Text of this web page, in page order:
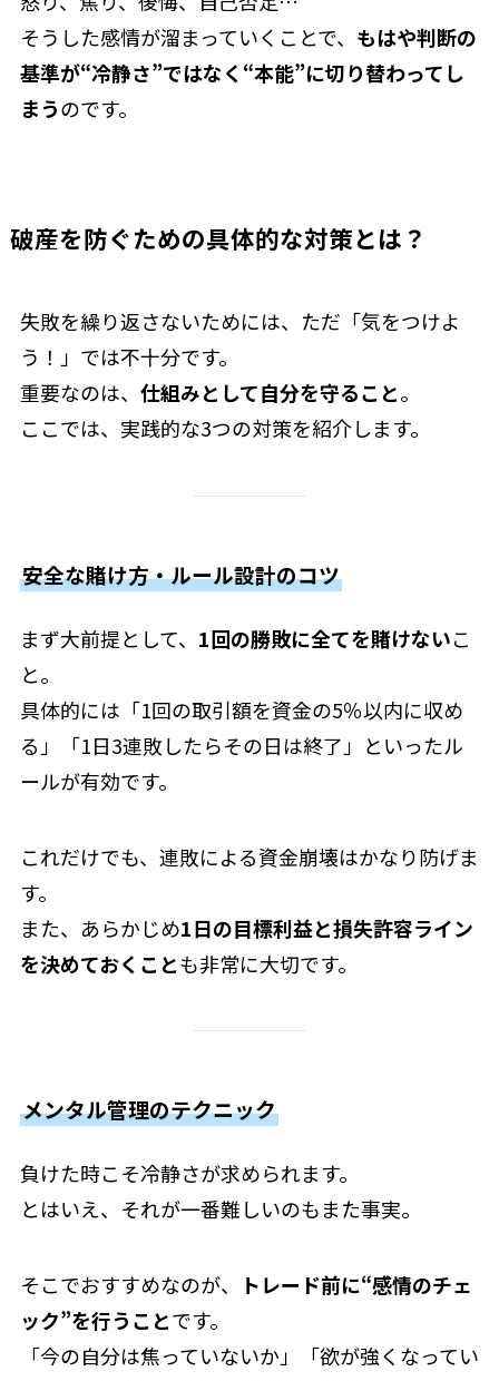
そうした感情が溜まっていくことで、 もはや判断の
基準が“冷静さ”ではなく“本能”に切り替わってし
まうのです。
破産を防ぐための具体的な対策とは？
失敗を繰り返さないためには、ただ「気をつけよ
う！」では不十分です。
重要なのは、 仕組みとして自分を守ること。
ここでは、実践的な3つの対策を紹介します。
安全な賭け方・ルール設計のコツ
まず大前提として、 1回の勝敗に全てを賭けないこ
と。
具体的には「1回の取引額を資金の5％以内に収め
る」「1日3連敗したらその日は終了」といったル
ールが有効です。
これだけでも、連敗による資金崩壊はかなり防げま
す。
また、あらかじめ1日の目標利益と損失許容ライン
を決めておくことも非常に大切です。
メンタル管理のテクニック
負けた時こそ冷静さが求められます。
とはいえ、それが一番難しいのもまた事実。
そこでおすすめなのが、
トレード前に“感情のチェ
ック”を行うことです。
「今の自分は焦っていないか」「欲が強くなってい